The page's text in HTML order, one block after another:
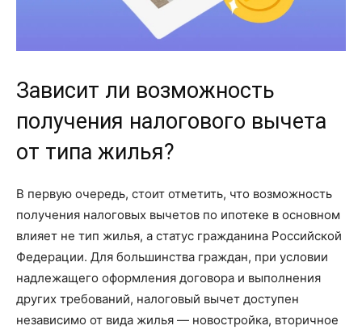
Зависит ли возможность
получения налогового вычета
от типа жилья?
В первую очередь, стоит отметить, что возможность
получения налоговых вычетов по ипотеке в основном
влияет не тип жилья, а статус гражданина Российской
Федерации. Для большинства граждан, при условии
надлежащего оформления договора и выполнения
других требований, налоговый вычет доступен
независимо от вида жилья — новостройка, вторичное